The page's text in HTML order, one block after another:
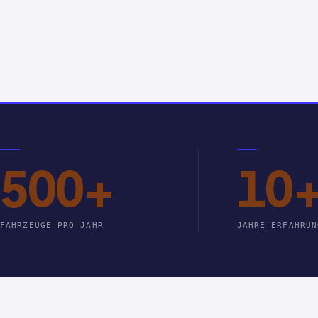
500+
FAHRZEUGE PRO JAHR JAHRE